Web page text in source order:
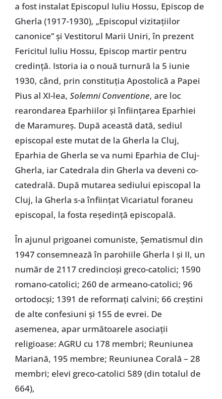
a fost instalat Episcopul Iuliu Hossu, Episcop de
Gherla (1917-1930), „Episcopul vizitațiilor
canonice” și Vestitorul Marii Uniri, în prezent
Fericitul Iuliu Hossu, Episcop martir pentru
credință. Istoria ia o nouă turnură la 5 iunie
1930, când, prin constituția Apostolică a Papei
Pius al XI-lea, Solemni Conventione, are loc
rearondarea Eparhiilor și înființarea Eparhiei
de Maramureș. După această dată, sediul
episcopal este mutat de la Gherla la Cluj,
Eparhia de Gherla se va numi Eparhia de Cluj-
Gherla, iar Catedrala din Gherla va deveni co-
catedrală. După mutarea sediului episcopal la
Cluj, la Gherla s-a înființat Vicariatul foraneu
episcopal, la fosta reședință episcopală.
În ajunul prigoanei comuniste, Șematismul din
1947 consemnează în parohiile Gherla I și II, un
număr de 2117 credincioși greco-catolici; 1590
romano-catolici; 260 de armeano-catolici; 96
ortodocși; 1391 de reformați calvini; 66 creștini
de alte confesiuni și 155 de evrei. De
asemenea, apar următoarele asociații
religioase: AGRU cu 178 membri; Reuniunea
Mariană, 195 membre; Reuniunea Corală – 28
membri; elevi greco-catolici 589 (din totalul de
664),